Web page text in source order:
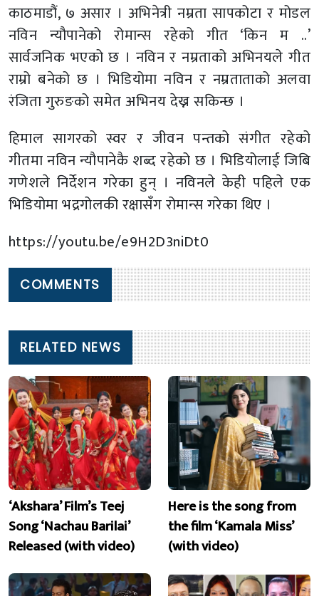
काठमाडौं, ७ असार । अभिनेत्री नम्रता सापकोटा र मोडल
नविन न्यौपानेको रोमान्स रहेको गीत ‘किन म ..’
सार्वजनिक भएको छ । नविन र नम्रताको अभिनयले गीत
राम्रो बनेको छ । भिडियोमा नविन र नम्रताताको अलवा
रंजिता गुरुङको समेत अभिनय देख्न सकिन्छ ।
हिमाल सागरको स्वर र जीवन पन्तको संगीत रहेको
गीतमा नविन न्यौपानेकै शब्द रहेको छ । भिडियोलाई जिबि
गणेशले निर्देशन गरेका हुन् । नविनले केही पहिले एक
भिडियोमा भद्रगोलकी रक्षासँग रोमान्स गरेका थिए ।
https://youtu.be/e9H2D3niDt0
COMMENTS
RELATED NEWS
‘Akshara’ Film’s Teej
Song ‘Nachau Barilai’
Released (with video)
Here is the song from
the film ‘Kamala Miss’
(with video)